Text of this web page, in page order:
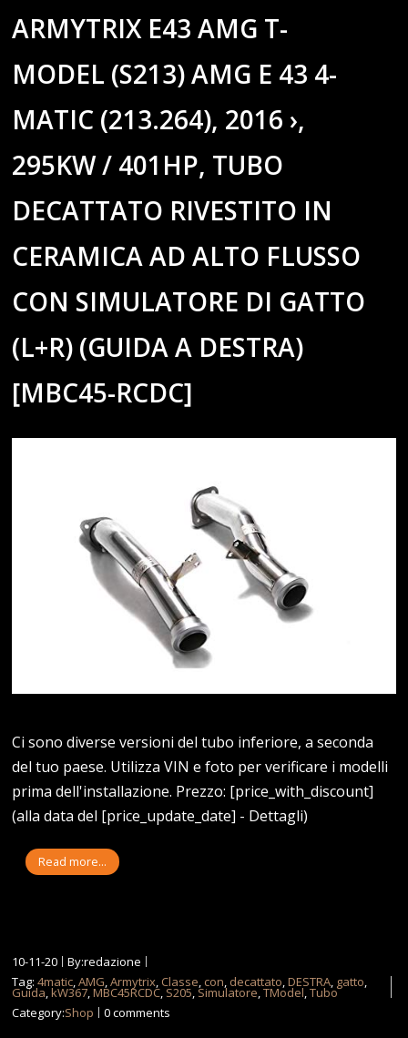
ARMYTRIX E43 AMG T-
MODEL (S213) AMG E 43 4-
MATIC (213.264), 2016 ›,
295KW / 401HP, TUBO
DECATTATO RIVESTITO IN
CERAMICA AD ALTO FLUSSO
CON SIMULATORE DI GATTO
(L+R) (GUIDA A DESTRA)
[MBC45-RCDC]
Ci sono diverse versioni del tubo inferiore, a seconda
del tuo paese. Utilizza VIN e foto per verificare i modelli
prima dell'installazione. Prezzo: [price_with_discount]
(alla data del [price_update_date] - Dettagli)
Read more...
10-11-20
By:redazione
Tag:4matic ,AMG ,Armytrix Classe con decattato ,DESTRA gatto
Guida ,kW367 ,MBC45RCDC S205 Simulatore ,TModel ,Tubo
Category:Shop 0 comments